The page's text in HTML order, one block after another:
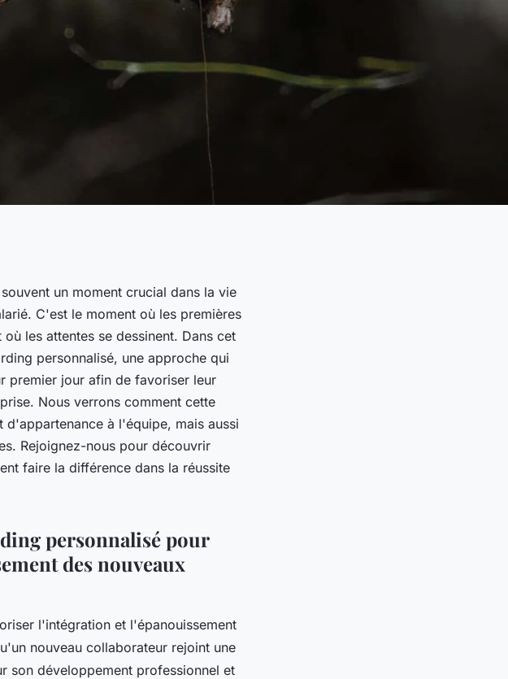
le
un moment crucial dans la vie
C'est le moment où les premières
les attentes se dessinent. Dans cet
personnalisé, une approche qui
premier jour afin de favoriser leur
Nous verrons comment cette
à l'équipe, mais aussi
Rejoignez-nous pour découvrir
faire la différence dans la réussite
personnalisé pour
des nouveaux
l'intégration et l'épanouissement
nouveau collaborateur rejoint une
son développement professionnel et